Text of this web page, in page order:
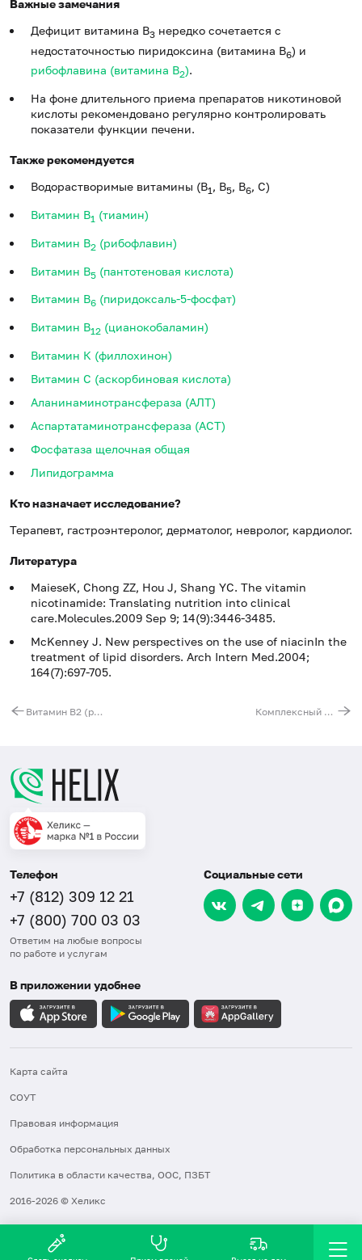
Важные замечания
Дефицит витамина В3 нередко сочетается с
недостаточностью пиридоксина (витамина В6) и
рибофлавина (витамина В2).
На фоне длительного приема препаратов никотиновой
кислоты рекомендовано регулярно контролировать
показатели функции печени.
Также рекомендуется
Водорастворимые витамины (B1, B5, B6, С)
Витамин В1 (тиамин)
Витамин B2 (рибофлавин)
Витамин В5 (пантотеновая кислота)
Витамин В6 (пиридоксаль-5-фосфат)
Витамин В12 (цианокобаламин)
Витамин К (филлохинон)
Витамин С (аскорбиновая кислота)
Аланинаминотрансфераза (АЛТ)
Аспартатаминотрансфераза (АСТ)
Фосфатаза щелочная общая
Липидограмма
Кто назначает исследование?
Терапевт, гастроэнтеролог, дерматолог, невролог, кардиолог.
Литература
MaieseK, Chong ZZ, Hou J, Shang YC. The vitamin
nicotinamide: Translating nutrition into clinical
care.Molecules.2009 Sep 9; 14(9):3446-3485.
McKenney J. New perspectives on the use of niacinIn the
treatment of lipid disorders. Arch Intern Med.2004;
164(7):697-705.
Витамин B2 (рибофлавин) Комплексный анализ крови на витамины группы D (D2 и D3)
Телефон
+7 (812) 309 12 21
+7 (800) 700 03 03
Ответим на любые вопросы
по работе и услугам
Социальные сети
В приложении удобнее
Карта сайта
СОУТ
Правовая информация
Обработка персональных данных
Политика в области качества, ООС, ПЗБТ
2016-2026 © Хеликс